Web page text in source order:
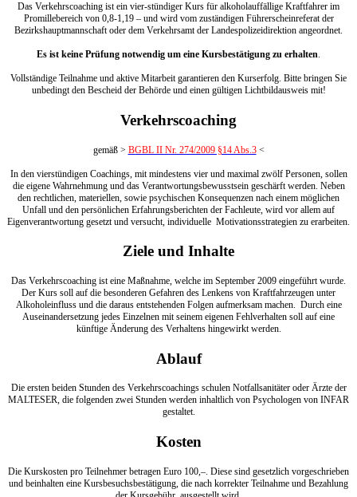
Das Verkehrscoaching ist ein vier-stündiger Kurs für alkoholauffällige Kraftfahrer im
Promillebereich von 0,8-1,19 – und wird vom zuständigen Führerscheinreferat der
Bezirkshauptmannschaft oder dem Verkehrsamt der Landespolizeidirektion angeordnet.
Es ist keine Prüfung notwendig um eine Kursbestätigung zu erhalten.
Vollständige Teilnahme und aktive Mitarbeit garantieren den Kurserfolg. Bitte bringen Sie
unbedingt den Bescheid der Behörde und einen gültigen Lichtbildausweis mit!
Verkehrscoaching
gemäß > BGBL II Nr. 274/2009 §14 Abs.3<
In den vierstündigen Coachings, mit mindestens vier und maximal zwölf Personen, sollen
die eigene Wahrnehmung und das Verantwortungsbewusstsein geschärft werden. Neben
den rechtlichen, materiellen, sowie psychischen Konsequenzen nach einem möglichen
Unfall und den persönlichen Erfahrungsberichten der Fachleute, wird vor allem auf
Eigenverantwortung gesetzt und versucht, individuelle Motivationsstrategien zu erarbeiten.
Ziele und Inhalte
Das Verkehrscoaching ist eine Maßnahme, welche im September 2009 eingeführt wurde.
Der Kurs soll auf die besonderen Gefahren des Lenkens von Kraftfahrzeugen unter
Alkoholeinfluss und die daraus entstehenden Folgen aufmerksam machen. Durch eine
Auseinandersetzung jedes Einzelnen mit seinem eigenen Fehlverhalten soll auf eine
künftige Änderung des Verhaltens hingewirkt werden.
Ablauf
Die ersten beiden Stunden des Verkehrscoachings schulen Notfallsanitäter oder Ärzte der
MALTESER, die folgenden zwei Stunden werden inhaltlich von Psychologen von INFAR
gestaltet.
Kosten
Die Kurskosten pro Teilnehmer betragen Euro 100,–. Diese sind gesetzlich vorgeschrieben
und beinhalten eine Kursbesuchsbestätigung, die nach korrekter Teilnahme und Bezahlung